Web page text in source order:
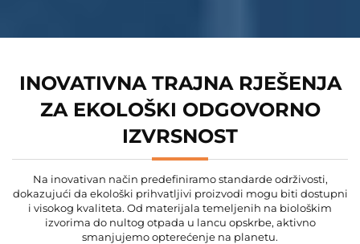
INOVATIVNA TRAJNA RJEŠENJA
ZA EKOLOŠKI ODGOVORNO
IZVRSNOST
Na inovativan način predefiniramo standarde održivosti,
dokazujući da ekološki prihvatljivi proizvodi mogu biti dostupni
i visokog kvaliteta. Od materijala temeljenih na biološkim
izvorima do nultog otpada u lancu opskrbe, aktivno
smanjujemo opterećenje na planetu.